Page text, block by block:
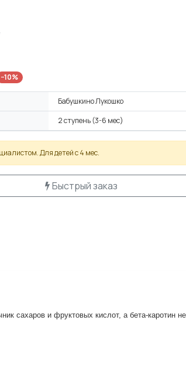
−10%
Бабушкино Лукошко
2 ступень (3-6 мес)
Для детей с 4 мес.
Быстрый заказ
сахаров и фруктовых кислот, а бета-каротин